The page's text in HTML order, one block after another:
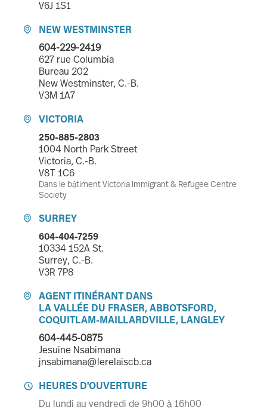
V6J 1S1

NEW WESTMINSTER
604-229-2419
627 rue Columbia
Bureau 202
New Westminster, C.-B.
V3M 1A7

VICTORIA
250-885-2803
1004 North Park Street
Victoria, C.-B.
V8T 1C6
Dans le bâtiment Victoria Immigrant & Refugee Centre
Society

SURREY
604-404-7259
10334 152A St.
Surrey, C.-B.
V3R 7P8

AGENT ITINÉRANT DANS
LA VALLÉE DU FRASER, ABBOTSFORD,
COQUITLAM-MAILLARDVILLE, LANGLEY
604-445-0875
Jesuine Nsabimana
jnsabimana@lerelaiscb.ca

HEURES D'OUVERTURE
Du lundi au vendredi de 9h00 à 16h00